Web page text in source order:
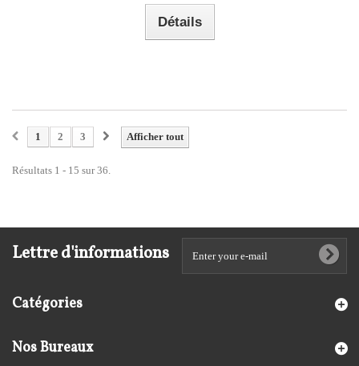
Détails
Afficher tout
1 2 3
Résultats 1 - 15 sur 36.
Lettre d'informations
Catégories
Nos Bureaux